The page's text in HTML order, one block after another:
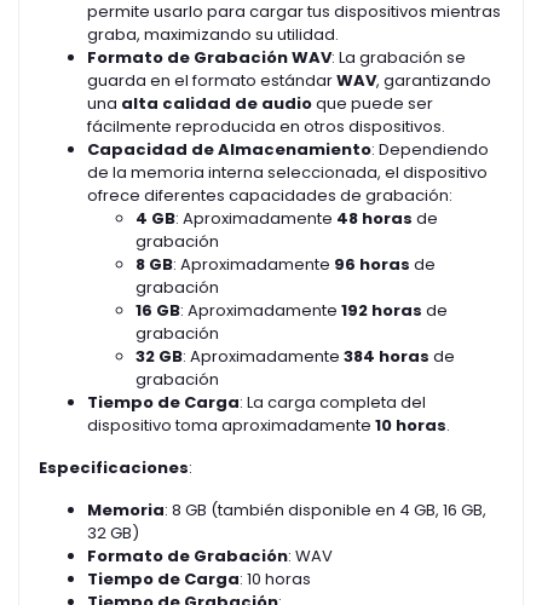
permite usarlo para cargar tus dispositivos mientras
graba, maximizando su utilidad.
Formato de Grabación WAV: La grabación se
guarda en el formato estándarWAV, garantizando
una alta calidad de audioque puede ser
fácilmente reproducida en otros dispositivos.
Capacidad de Almacenamiento: Dependiendo
de la memoria interna seleccionada, el dispositivo
ofrece diferentes capacidades de grabación:
4 GB: Aproximadamente 48 horas de
grabación
8 GB: Aproximadamente 96 horas de
grabación
16 GB: Aproximadamente 192 horas de
grabación
32 GB: Aproximadamente 384 horas de
grabación
Tiempo de Carga: La carga completa del
dispositivo toma aproximadamente 10 horas.
Especificaciones:
Memoria: 8 GB (también disponible en 4 GB, 16 GB,
32 GB)
Formato de Grabación: WAV
Tiempo de Carga: 10 horas